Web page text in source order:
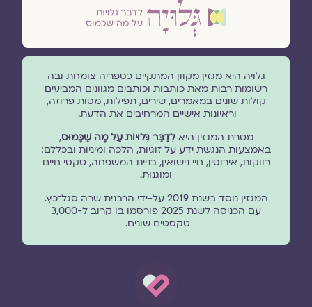
גלויה היא מגזין מקוון המתקיים כספריה צומחת ובה
רשומות רבות מאת כותבות וכותבים מגוונים המביעים
קולות שונים במאמרים, שירים, תפילות, מסות פרוזה,
וראיונות אישיים המרחיבים את הדעת.
מטרת המגזין היאלְדַבֵּר גְּלוּיוֹת עַל מָה שֶׁכָּמוּס,
באמצעות הנגשת ידע על זוגיות, הלכה ומיניות ובכללם:
רווקות, אירוסין, חיי נישואין, בניית המשפחה, טקסי חיים
ומוגנוּת.
המגזין נוסד בשנת 2019 על-ידי הרבנית שרה סגל־כץ.
עם הכניסה לשנת 2025 פורסמו בו קרוב ל-3,000
טקסטים שונים.